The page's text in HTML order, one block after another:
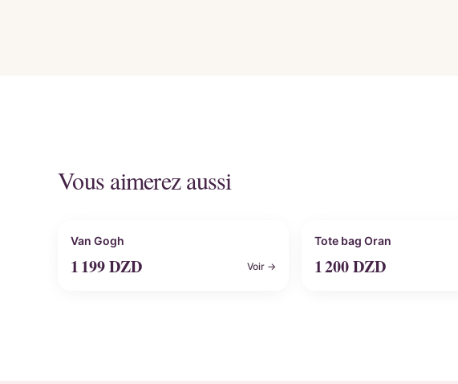
Vous aimerez aussi
Personnalisable
Van Gogh
1 199DZD Voir →
Personnalisable
Tote bag Oran
1 200DZD